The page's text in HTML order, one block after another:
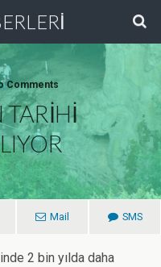
Comments
TARİHİ
Mail SMS
2 bin yılda daha